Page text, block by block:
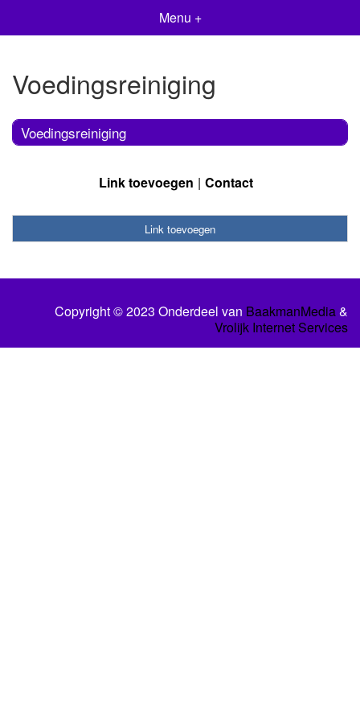
Menu +
Voedingsreiniging
Voedingsreiniging
Link toevoegen Contact
Link toevoegen
Copyright © 2023 Onderdeel van BaakmanMedia&
Vrolijk Internet Services